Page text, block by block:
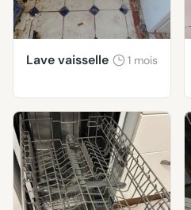
Lave vaisselle 1 mois